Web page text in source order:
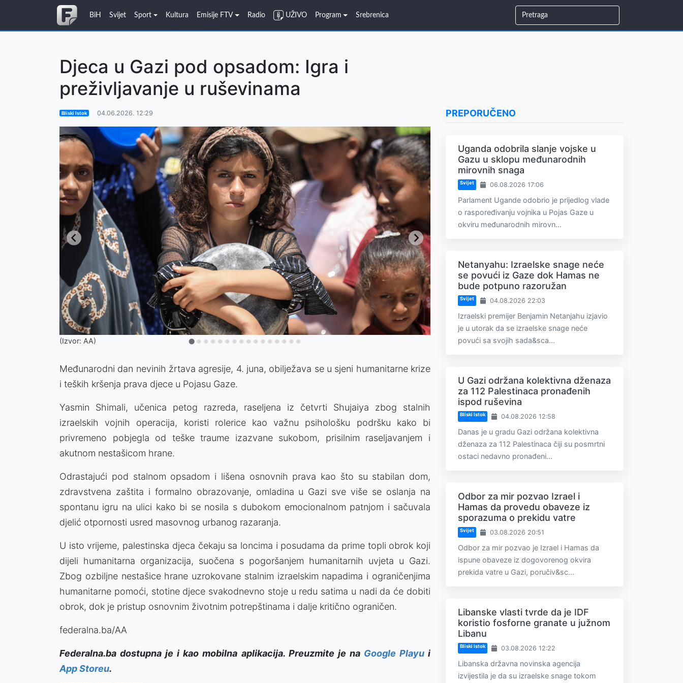
BiH Svijet Sport Kultura Emisije FTV Radio UŽIVO Program Srebrenica
Djeca u Gazi pod opsadom: Igra i
preživljavanje u ruševinama
Bliski Istok 04.06.2026. 12:29
(Izvor: AA)
Međunarodni dan nevinih žrtava agresije, 4. juna, obilježava se u sjeni humanitarne krize
i teških kršenja prava djece u Pojasu Gaze.
Yasmin Shimali, učenica petog razreda, raseljena iz četvrti Shujaiya zbog stalnih
izraelskih vojnih operacija, koristi rolerice kao važnu psihološku podršku kako bi
privremeno pobjegla od teške traume izazvane sukobom, prisilnim raseljavanjem i
akutnom nestašicom hrane.
Odrastajući pod stalnom opsadom i lišena osnovnih prava kao što su stabilan dom,
zdravstvena zaštita i formalno obrazovanje, omladina u Gazi sve više se oslanja na
spontanu igru na ulici kako bi se nosila s dubokom emocionalnom patnjom i sačuvala
djelić otpornosti usred masovnog urbanog razaranja.
U isto vrijeme, palestinska djeca čekaju sa loncima i posudama da prime topli obrok koji
dijeli humanitarna organizacija, suočena s pogoršanjem humanitarnih uvjeta u Gazi.
Zbog ozbiljne nestašice hrane uzrokovane stalnim izraelskim napadima i ograničenjima
humanitarne pomoći, stotine djece svakodnevno stoje u redu satima u nadi da će dobiti
obrok, dok je pristup osnovnim životnim potrepštinama i dalje kritično ograničen.
federalna.ba/AA
Federalna.ba dostupna je i kao mobilna aplikacija. Preuzmite je na Google Playui
App Storeu.
PREPORUČENO
Uganda odobrila slanje vojske u
Gazu u sklopu međunarodnih
mirovnih snaga
Svijet 06.08.2026 17:06
Parlament Ugande odobrio je prijedlog vlade
o raspoređivanju vojnika u Pojas Gaze u
okviru međunarodnih mirovn...
Netanyahu: Izraelske snage neće
se povući iz Gaze dok Hamas ne
bude potpuno razoružan
Svijet 04.08.2026 22:03
Izraelski premijer Benjamin Netanjahu izjavio
je u utorak da se izraelske snage neće
povući sa svojih sada&sca...
U Gazi održana kolektivna dženaza
za 112 Palestinaca pronađenih
ispod ruševina
Bliski Istok 04.08.2026 12:58
Danas je u gradu Gazi održana kolektivna
dženaza za 112 Palestinaca čiji su posmrtni
ostaci nedavno pronađeni...
Odbor za mir pozvao Izrael i
Hamas da provedu obaveze iz
sporazuma o prekidu vatre
Svijet 03.08.2026 20:51
Odbor za mir pozvao je Izrael i Hamas da
ispune obaveze iz dogovorenog okvira
prekida vatre u Gazi, poručiv&sc...
Libanske vlasti tvrde da je IDF
koristio fosforne granate u južnom
Libanu
Bliski Istok 03.08.2026 12:22
Libanska državna novinska agencija
izvijestila je da su izraelske snage tokom